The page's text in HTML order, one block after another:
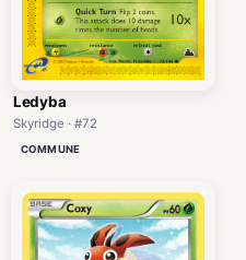
Ledyba
Skyridge · #72
COMMUNE